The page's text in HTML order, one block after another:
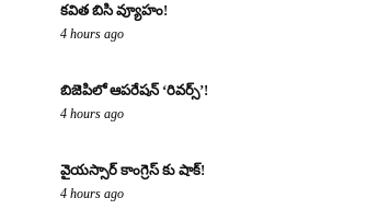
కవిత బిసి వ్యూహం!
4 hours ago
బిజెపిలో ఆపరేషన్ ‘రివర్స్’!
4 hours ago
వైయస్సార్ కాంగ్రెస్ కు షాక్!
4 hours ago